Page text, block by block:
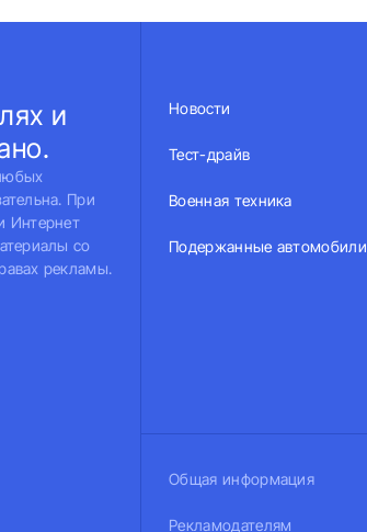
и
При
Интернет
со
рекламы.
Новости
Тест-драйв
Военная техника
Подержанные автомобили
Общая информация
Рекламодателям